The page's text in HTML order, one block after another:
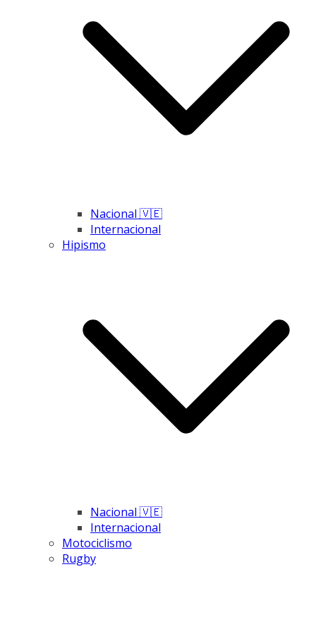
Nacional 🇻🇪
Internacional
Hipismo
Nacional 🇻🇪
Internacional
Motociclismo
Rugby